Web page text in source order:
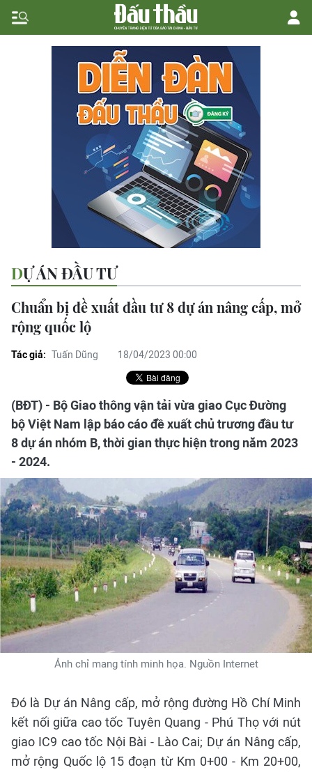
DỰ ÁN ĐẦU TƯ
Chuẩn bị đề xuất đầu tư 8 dự án nâng cấp, mở
rộng quốc lộ
Tác giả: Tuấn Dũng 18/04/2023 00:00
(BĐT) - Bộ Giao thông vận tải vừa giao Cục Đường
bộ Việt Nam lập báo cáo đề xuất chủ trương đầu tư
8 dự án nhóm B, thời gian thực hiện trong năm 2023
- 2024.
Ảnh chỉ mang tính minh họa. Nguồn Internet
Đó là Dự án Nâng cấp, mở rộng đường Hồ Chí Minh
kết nối giữa cao tốc Tuyên Quang - Phú Thọ với nút
giao IC9 cao tốc Nội Bài - Lào Cai; Dự án Nâng cấp,
mở rộng Quốc lộ 15 đoạn từ Km 0+00 - Km 20+00,